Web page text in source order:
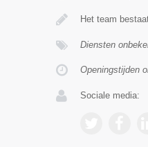
Het team
Diensten
Openingstijden
Sociale media: